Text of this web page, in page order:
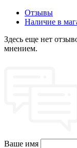
Отзывы
Наличие в
Здесь еще нет
мнением.
Ваше имя